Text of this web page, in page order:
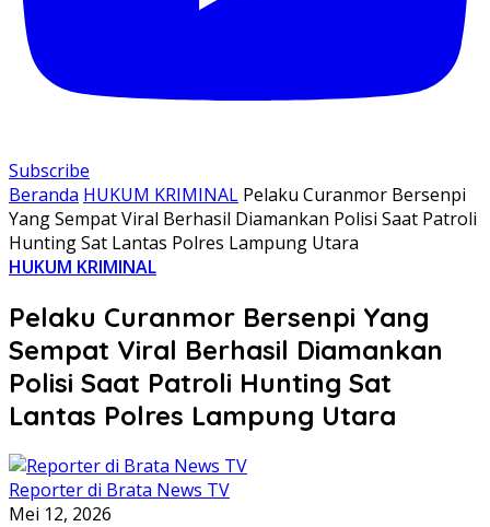
Subscribe
Beranda HUKUM KRIMINAL Pelaku Curanmor Bersenpi
Yang Sempat Viral Berhasil Diamankan Polisi Saat Patroli
Hunting Sat Lantas Polres Lampung Utara
HUKUM KRIMINAL
Pelaku Curanmor Bersenpi Yang
Sempat Viral Berhasil Diamankan
Polisi Saat Patroli Hunting Sat
Lantas Polres Lampung Utara
Reporter di Brata News TV
Mei 12, 2026